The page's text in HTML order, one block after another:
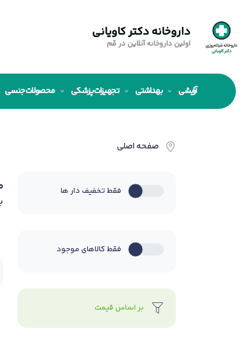
داروخانه دکتر کاویانی
اولین داروخانه آنلاین در قم
آرایشی بهداشتی تجهیزات پزشکی محصولات جنسی
صفحه اصلی
فقط تخفیف دار ها
فقط کالاهای موجود
بر اساس قیمت